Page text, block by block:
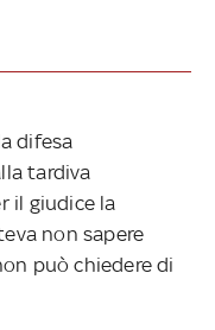
difesa
tardiva
il giudice la
non sapere
può chiedere di